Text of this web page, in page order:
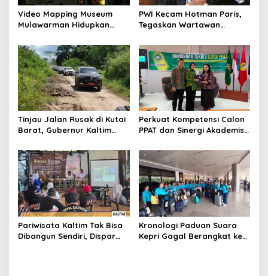
Video Mapping Museum
Mulawarman Hidupkan
Melenu
PWI Kecam Hotman Paris,
Tegaskan Wartawan
Tinjau Jalan Rusak di Kutai
Barat, Gubernur Kaltim
Kilometer
Perkuat Kompetensi Calon
PPAT dan Sinergi Akademis,
Bimtek Ujian PPAT 2026
Pariwisata Kaltim Tak Bisa
Dibangun Sendiri, Dispar
Kronologi Paduan Suara
Kepri Gagal Berangkat ke